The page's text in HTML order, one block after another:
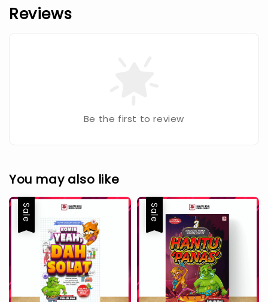
Reviews
Be the first to review
You may also like
Sale Sale